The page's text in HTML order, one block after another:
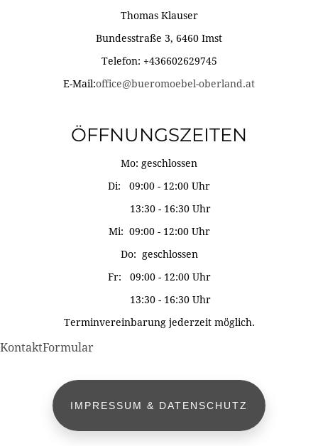
Thomas Klauser
Bundesstraße 3, 6460 Imst
Telefon: +436602629745
E-Mail:office@bueromoebel-oberland.at
ÖFFNUNGSZEITEN
Mo: geschlossen
Di: 09:00 - 12:00 Uhr
13:30 - 16:30 Uhr
Mi: 09:00 - 12:00 Uhr
Do: geschlossen
Fr: 09:00 - 12:00 Uhr
13:30 - 16:30 Uhr
Terminvereinbarung jederzeit möglich.
KontaktFormular
IMPRESSUM & DATENSCHUTZ